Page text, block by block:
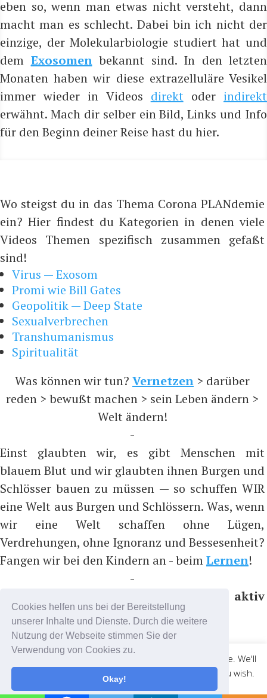
Cookies helfen uns bei der Bereitstellung
unserer Inhalte und Dienste. Durch die weitere
Nutzung der Webseite stimmen Sie der
Verwendung von Cookies zu.
Okay!
eben so, wenn man etwas nicht ver­steht, dann
macht man es schlecht. Dabei bin ich nicht der
ein­zi­ge, der Mole­ku­lar­bio­lo­gie stu­diert hat und
dem Exo­so­menbekannt sind. In den letz­ten
Mona­ten haben wir die­se extra­zel­lu­lä­re Ves­ik­el
immer wie­der in Vide­os direktoder indi­rekt
erwähnt. Mach dir sel­ber ein Bild, Links und Info
für den Beginn dei­ner Rei­se hast du hier.
Wo steigst du in das Thema Corona PLANdemie
ein? Hier findest du Kategorien in denen viele
Videos Themen spezifisch zusammen gefaßt
sind!
Virus — Exosom
Promi wie Bill Gates
Geopolitik — Deep State
Sexualverbrechen
Transhumanismus
Spiritualität
Was können wir tun? Vernetzen > darüber
reden > bewußt machen > sein Leben ändern >
Welt ändern!
-
Einst glaubten wir, es gibt Menschen mit
blauem Blut und wir glaubten ihnen Burgen und
Schlösser bauen zu müssen — so schuffen WIR
eine Welt aus Burgen und Schlössern. Was, wenn
wir eine Welt schaffen ohne Lügen,
Verdrehungen, ohne Ignoranz und Bessesenheit?
Fangen wir bei den Kindern an - beimLernen!
-
Bitte nicht folgen, sondern aktiv
teilnehmen, z.B. auf ...
https://t.me/coronadatencheck
(Nachrichtenkanal)
This website uses cookies to improve your experience. We'll
assume you're ok with this, but you can opt-out if you wish.
Cookie settings
ACCEPT